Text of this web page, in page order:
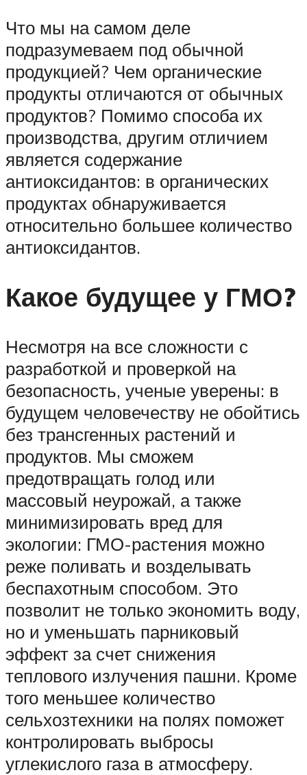
Что мы на самом деле
подразумеваем под обычной
продукцией? Чем органические
продукты отличаются от обычных
продуктов? Помимо способа их
производства, другим отличием
является содержание
антиоксидантов: в органических
продуктах обнаруживается
относительно большее количество
антиоксидантов.
Какое будущее у ГМО?
Несмотря на все сложности с
разработкой и проверкой на
безопасность, ученые уверены: в
будущем человечеству не обойтись
без трансгенных растений и
продуктов. Мы сможем
предотвращать голод или
массовый неурожай, а также
минимизировать вред для
экологии: ГМО-растения можно
реже поливать и возделывать
беспахотным способом. Это
позволит не только экономить воду,
но и уменьшать парниковый
эффект за счет снижения
теплового излучения пашни. Кроме
того меньшее количество
сельхозтехники на полях поможет
контролировать выбросы
углекислого газа в атмосферу.